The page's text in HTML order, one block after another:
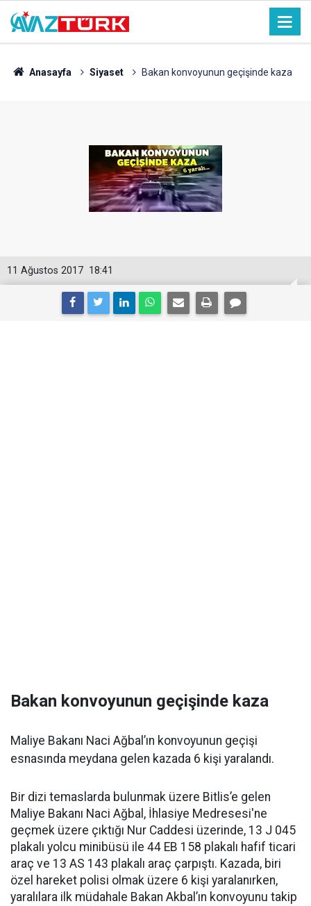
Anasayfa Siyaset Bakan konvoyunun geçişinde kaza
18:41
11 Ağustos 2017
Bakan konvoyunun geçişinde kaza
Maliye Bakanı Naci Ağbal’ın konvoyunun geçişi
esnasında meydana gelen kazada 6 kişi yaralandı.
Bir dizi temaslarda bulunmak üzere Bitlis’e gelen
Maliye Bakanı Naci Ağbal, İhlasiye Medresesi'ne
geçmek üzere çıktığı Nur Caddesi üzerinde, 13 J 045
plakalı yolcu minibüsü ile 44 EB 158 plakalı hafif ticari
araç ve 13 AS 143 plakalı araç çarpıştı. Kazada, biri
özel hareket polisi olmak üzere 6 kişi yaralanırken,
yaralılara ilk müdahale Bakan Akbal’ın konvoyunu takip